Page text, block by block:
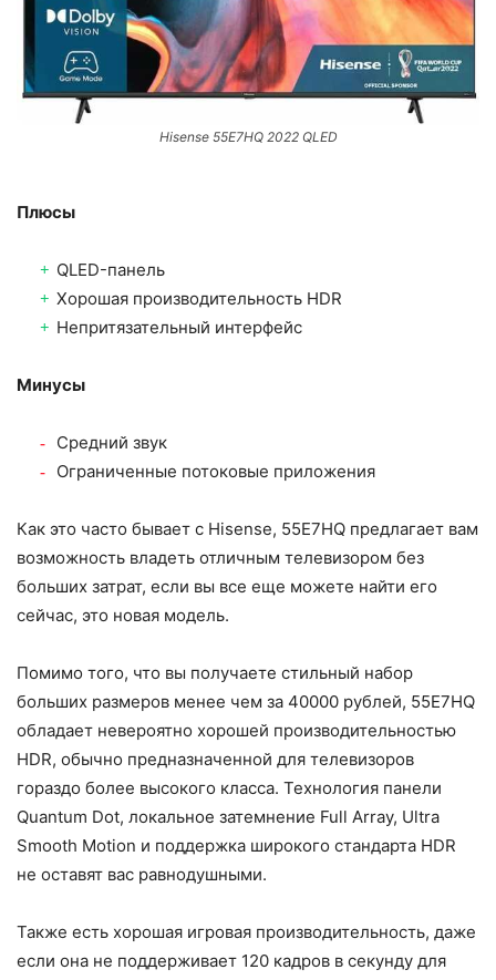
Hisense 55E7HQ 2022 QLED
Плюсы
QLED-панель
Хорошая производительность HDR
Непритязательный интерфейс
Минусы
Средний звук
Ограниченные потоковые приложения
Как это часто бывает с Hisense, 55E7HQ предлагает вам
возможность владеть отличным телевизором без
больших затрат, если вы все еще можете найти его
сейчас, это новая модель.
Помимо того, что вы получаете стильный набор
больших размеров менее чем за 40000 рублей, 55E7HQ
обладает невероятно хорошей производительностью
HDR, обычно предназначенной для телевизоров
гораздо более высокого класса. Технология панели
Quantum Dot, локальное затемнение Full Array, Ultra
Smooth Motion и поддержка широкого стандарта HDR
не оставят вас равнодушными.
Также есть хорошая игровая производительность, даже
если она не поддерживает 120 кадров в секунду для